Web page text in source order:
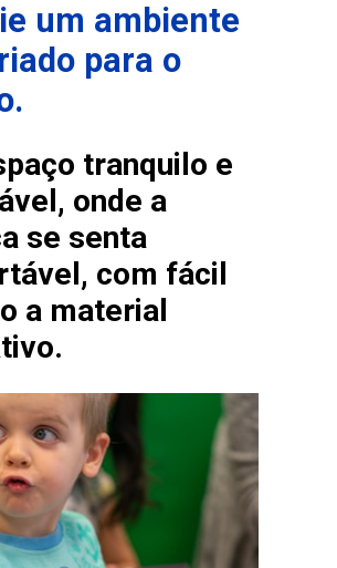
um ambiente
para o
tranquilo e
onde a
se senta
com fácil
a material